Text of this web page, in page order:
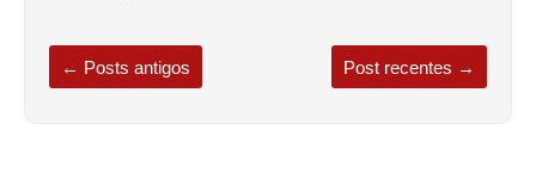
← Posts antigos Post recentes →